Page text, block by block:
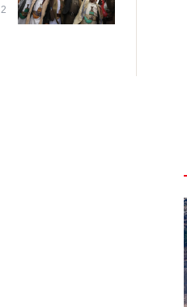
2 سبتمبر 2025